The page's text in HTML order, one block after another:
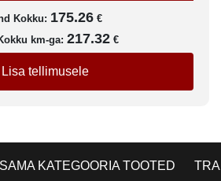
Kokku: 175.26 €
km-ga: 217.32 €
Lisa tellimusele
SAMA KATEGOORIA TOOTED